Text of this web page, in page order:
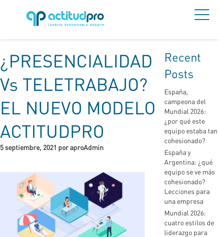
¿PRESENCIALIDAD
Vs TELETRABAJO?
EL NUEVO MODELO
ACTITUDPRO
5 septiembre, 2021 por aproAdmin
Recent
Posts
España,
campeona del
Mundial 2026:
¿por qué este
equipo estaba tan
cohesionado?
España y
Argentina: ¿qué
equipo se ve más
cohesionado?
Lecciones para
una empresa
Mundial 2026:
cuatro estilos de
liderazgo para